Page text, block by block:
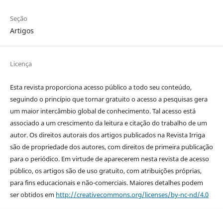
Seção
Artigos
Licença
Esta revista proporciona acesso público a todo seu conteúdo,
seguindo o princípio que tornar gratuito o acesso a pesquisas gera
um maior intercâmbio global de conhecimento. Tal acesso está
associado a um crescimento da leitura e citação do trabalho de um
autor. Os direitos autorais dos artigos publicados na Revista Irriga
são de propriedade dos autores, com direitos de primeira publicação
para o periódico. Em virtude de aparecerem nesta revista de acesso
público, os artigos são de uso gratuito, com atribuições próprias,
para fins educacionais e não-comerciais. Maiores detalhes podem
ser obtidos em http://creativecommons.org/licenses/by-nc-nd/4.0